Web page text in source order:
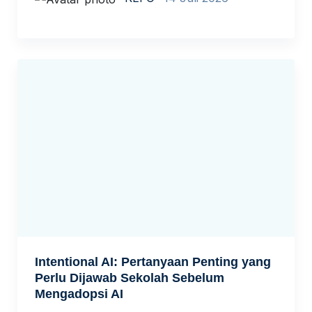
Intentional AI: Pertanyaan Penting yang
Perlu Dijawab Sekolah Sebelum
Mengadopsi AI